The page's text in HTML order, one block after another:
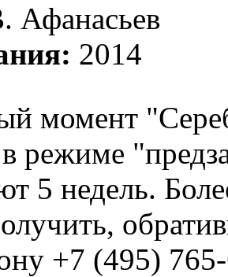
Афанасьев
2014
момент
режиме
5 недель.
+7 (495)